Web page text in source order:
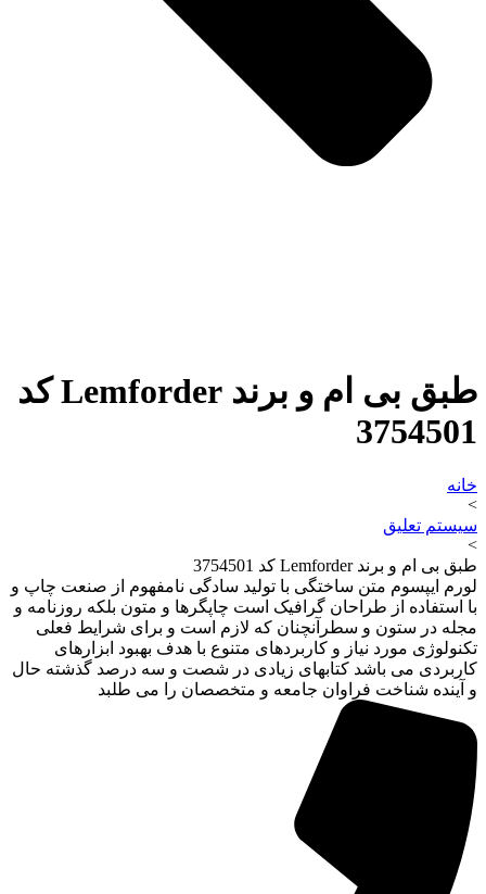
طبق بی ام و برند Lemforder کد
3754501
خانه
>
سیستم تعلیق
>
طبق بی ام و برند Lemforder کد 3754501
لورم ایپسوم متن ساختگی با تولید سادگی نامفهوم از صنعت چاپ و
با استفاده از طراحان گرافیک است چاپگرها و متون بلکه روزنامه و
مجله در ستون و سطرآنچنان که لازم است و برای شرایط فعلی
تکنولوژی مورد نیاز و کاربردهای متنوع با هدف بهبود ابزارهای
کاربردی می باشد کتابهای زیادی در شصت و سه درصد گذشته حال
و آینده شناخت فراوان جامعه و متخصصان را می طلبد